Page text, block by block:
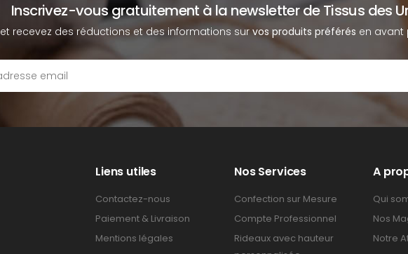
Inscrivez-vous gratuitement à la newsletter de Tissus des
et recevez des réductions et des informations survos produits préférés en avant
Liens utiles
Contactez-nous
Paiement & Livraison
Mentions légales
Nos Services
Confection sur Mesure
Compte Professionnel
Rideaux avec hauteur
A
Qui
Nos
Notre